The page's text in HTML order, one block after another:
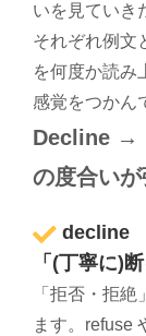
いを見ていき
それぞれ例文
を何度か読み
感覚をつかん
Decline →
の度合いが
decline
「(丁寧に)断
「拒否・拒
ます。refuse